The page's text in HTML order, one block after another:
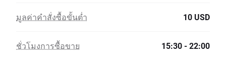
มูลค่าคำสั่งซื้อขั้นต่ำ 10 USD
ชั่วโมงการซื้อขาย 15:30 - 22:00